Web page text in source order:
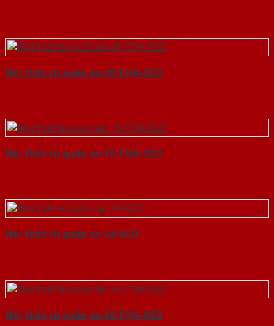
Nội thất tủ quần áo 49-TQA-SGD
Nội thất tủ quần áo 19-TQA-SGD
Nội thất tủ quần áo 24-SGD
Nội thất tủ quần áo 36-TQA-SGD